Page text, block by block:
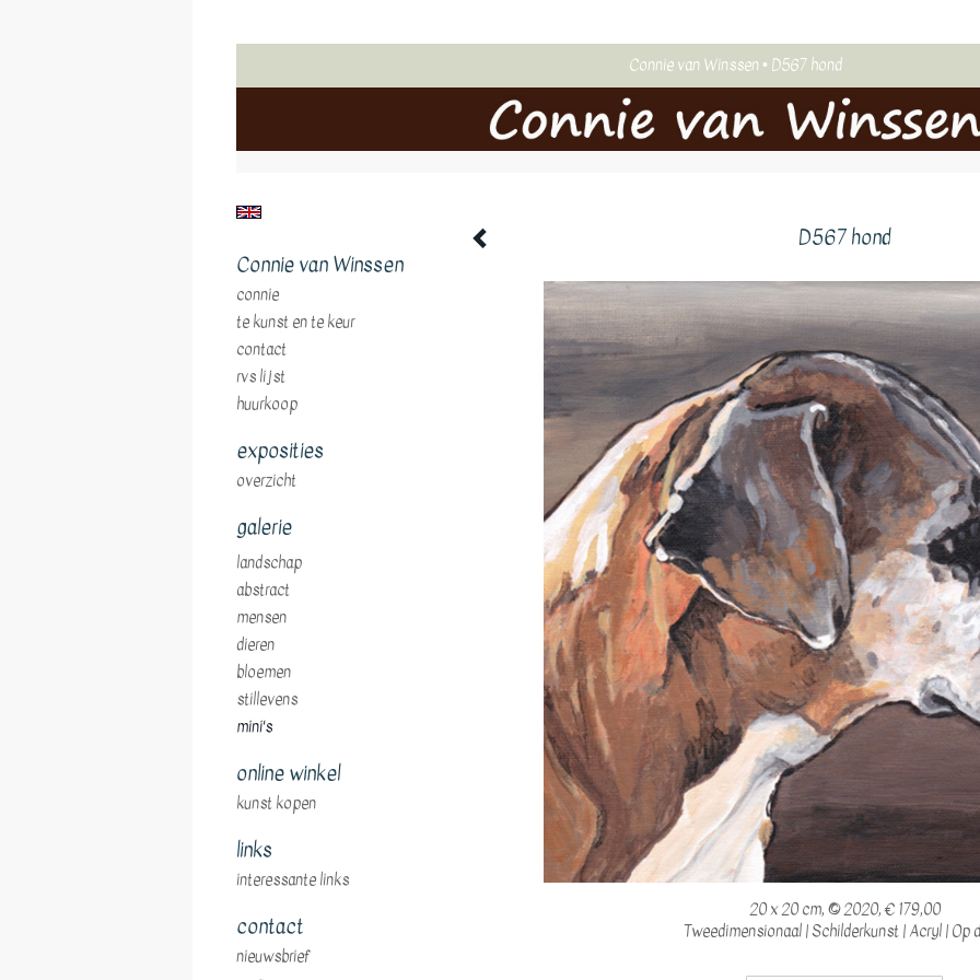
Connie van Winssen D567 hond
D567 hond
20 x 20 cm, © 2020, € 179,00
Tweedimensionaal | Schilderkunst | Acryl | Op
Connie van Winssen
connie
te kunst en te keur
contact
rvs lijst
huurkoop
exposities
overzicht
galerie
landschap
abstract
mensen
dieren
bloemen
stillevens
mini's
online winkel
kunst kopen
links
interessante links
contact
nieuwsbrief